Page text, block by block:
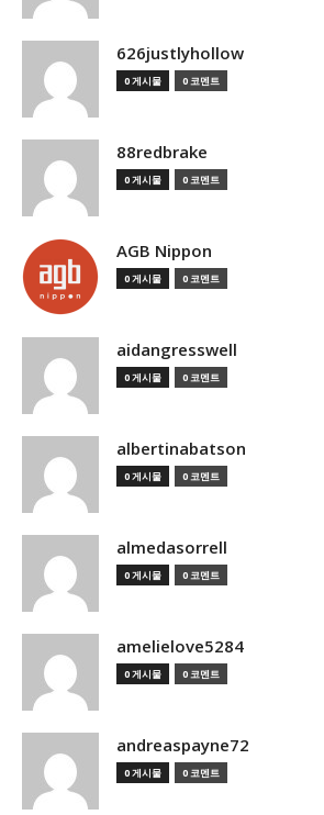
626justlyhollow
0 게시물 0 코멘트
88redbrake
0 게시물 0 코멘트
AGB Nippon
0 게시물 0 코멘트
aidangresswell
0 게시물 0 코멘트
albertinabatson
0 게시물 0 코멘트
almedasorrell
0 게시물 0 코멘트
amelielove5284
0 게시물 0 코멘트
andreaspayne72
0 게시물 0 코멘트